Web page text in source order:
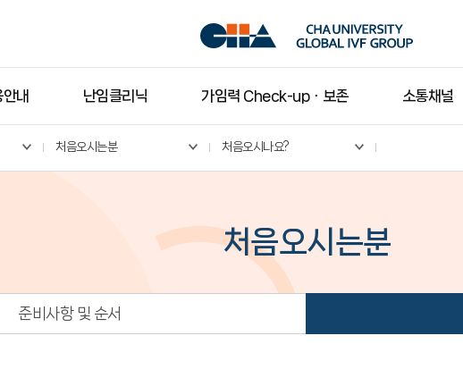
내 난임클리닉 가임력 Check-upㆍ보존 소통채널
처음오시는분 처음오시나요?
처음오시는분
준비사항 및 순서